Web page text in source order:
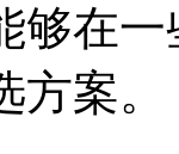
够在
案。